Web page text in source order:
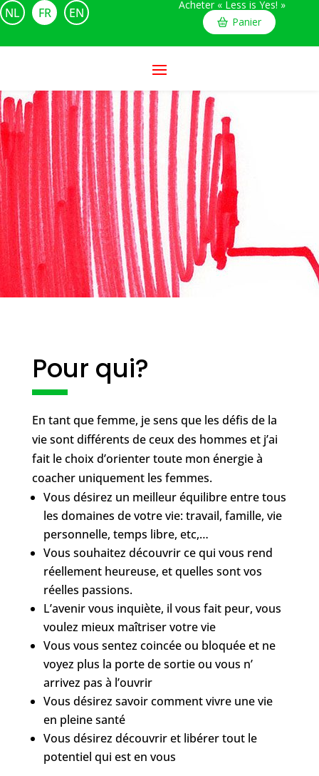
NL FR EN
Acheter « Less is Yes! »
Panier
Pour qui?
En tant que femme, je sens que les défis de la
vie sont différents de ceux des hommes et j’ai
fait le choix d’orienter toute mon énergie à
coacher uniquement les femmes.
Vous désirez un meilleur équilibre entre tous
les domaines de votre vie: travail, famille, vie
personnelle, temps libre, etc,…
Vous souhaitez découvrir ce qui vous rend
réellement heureuse, et quelles sont vos
réelles passions.
L’avenir vous inquiète, il vous fait peur, vous
voulez mieux maîtriser votre vie
Vous vous sentez coincée ou bloquée et ne
voyez plus la porte de sortie ou vous n’
arrivez pas à l’ouvrir
Vous désirez savoir comment vivre une vie
en pleine santé
Vous désirez découvrir et libérer tout le
potentiel qui est en vous